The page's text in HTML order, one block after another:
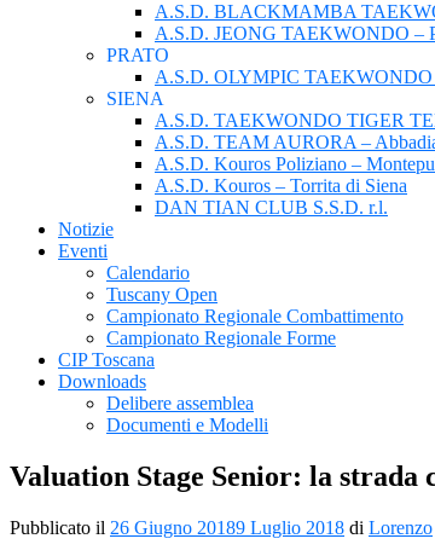
A.S.D. BLACKMAMBA
A.S.D. JEONG TAEKWONDO –
PRATO
A.S.D. OLYMPIC
SIENA
A.S.D. TAEKWONDO TIGER
A.S.D. TEAM AURORA –
A.S.D. Kouros Poliziano –
A.S.D. Kouros – Torrita di Siena
DAN TIAN CLUB S.S.D. r.l.
Notizie
Eventi
Calendario
Tuscany Open
Campionato Regionale Combattimento
Campionato Regionale Forme
CIP Toscana
Downloads
Delibere assemblea
Documenti e Modelli
Valuation Stage Senior: la strada
Pubblicato il 26 Giugno 20189 Luglio 2018 di Lorenzo